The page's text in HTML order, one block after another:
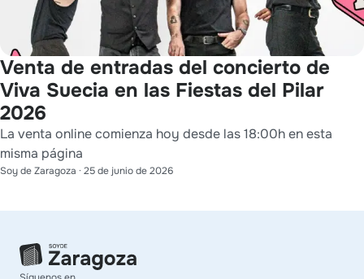
Venta de entradas del concierto de
Viva Suecia en las Fiestas del Pilar
2026
La venta online comienza hoy desde las 18:00h en esta
misma página
Soy de Zaragoza · 25 de junio de 2026